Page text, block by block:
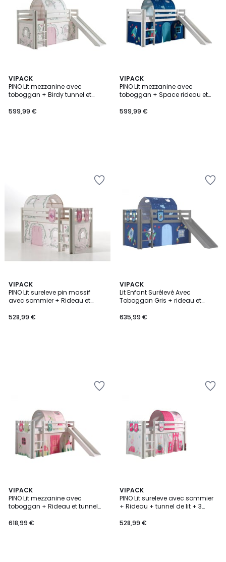
VIPACK
PINO Lit mezzanine avec
toboggan + Birdy tunnel et
599,99 €
VIPACK
PINO Lit mezzanine avec
toboggan + Space rideau et
599,99 €
VIPACK
PINO Lit sureleve pin massif
avec sommier + Rideau et
528,99 €
VIPACK
Lit Enfant Surélevé Avec
Toboggan Gris + rideau et
Space
635,99 €
VIPACK
PINO Lit mezzanine avec
toboggan + Rideau et tunnel
618,99 €
VIPACK
PINO Lit sureleve avec sommier
+ Rideau + tunnel de lit + 3
528,99 €